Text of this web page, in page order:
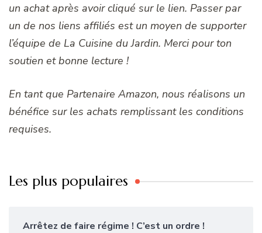
un achat après avoir cliqué sur le lien. Passer par
un de nos liens affiliés est un moyen de supporter
l’équipe de La Cuisine du Jardin. Merci pour ton
soutien et bonne lecture !
En tant que Partenaire Amazon, nous réalisons un
bénéfice sur les achats remplissant les conditions
requises.
Les plus populaires
Arrêtez de faire régime ! C’est un ordre !